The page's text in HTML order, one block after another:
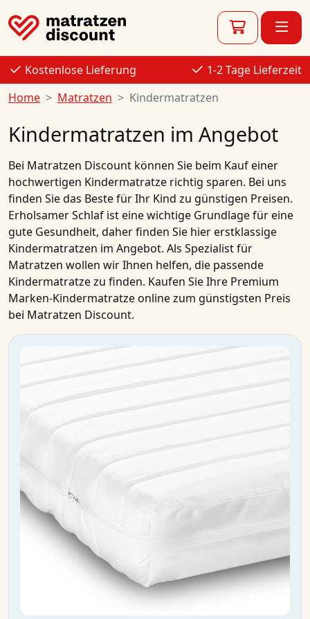
Kostenlose Lieferung
1-2 Tage Lieferzeit
Home
Matratzen Kindermatratzen
Kindermatratzen im Angebot
Bei Matratzen Discount können Sie beim Kauf einer
hochwertigen Kindermatratze richtig sparen. Bei uns
finden Sie das Beste für Ihr Kind zu günstigen Preisen.
Erholsamer Schlaf ist eine wichtige Grundlage für eine
gute Gesundheit, daher finden Sie hier erstklassige
Kindermatratzen im Angebot. Als Spezialist für
Matratzen wollen wir Ihnen helfen, die passende
Kindermatratzezu finden. Kaufen Sie Ihre Premium
Marken-Kindermatratzeonlinezum günstigsten Preis
bei Matratzen Discount.